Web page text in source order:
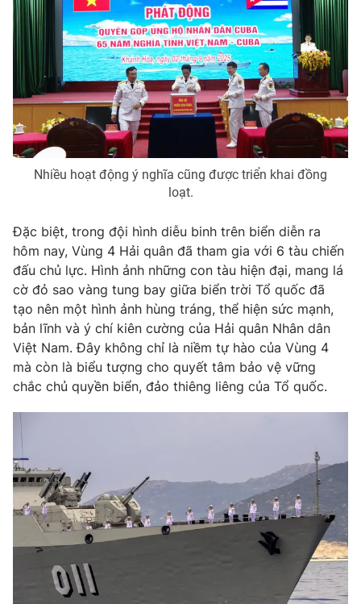
Nhiều hoạt động ý nghĩa cũng được triển khai đồng
loạt.
Đặc biệt, trong đội hình diễu binh trên biển diễn ra
hôm nay, Vùng 4 Hải quân đã tham gia với 6 tàu chiến
đấu chủ lực. Hình ảnh những con tàu hiện đại, mang lá
cờ đỏ sao vàng tung bay giữa biển trời Tổ quốc đã
tạo nên một hình ảnh hùng tráng, thể hiện sức mạnh,
bản lĩnh và ý chí kiên cường của Hải quân Nhân dân
Việt Nam. Đây không chỉ là niềm tự hào của Vùng 4
mà còn là biểu tượng cho quyết tâm bảo vệ vững
chắc chủ quyền biển, đảo thiêng liêng của Tổ quốc.